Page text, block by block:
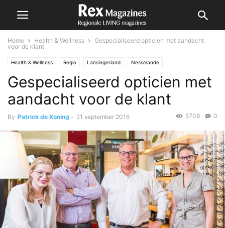
Home Health & Wellness
Gespecialiseerd opticien met aandacht
voor de klant
Health & Wellness Regio Lansingerland Nesselande
Gespecialiseerd opticien met
aandacht voor de klant
By Patrick de Koning - 21 september 2016 0
5708